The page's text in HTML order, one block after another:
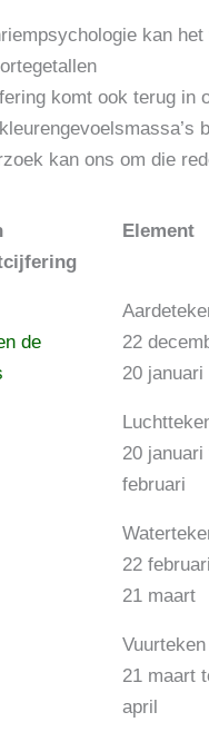
kan
komt ook terug in
kan ons om die
Element
de
22
20 januari
20 januari
februari
22
21 maart
21 maart
april